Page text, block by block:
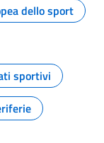
dello sport
sportivi